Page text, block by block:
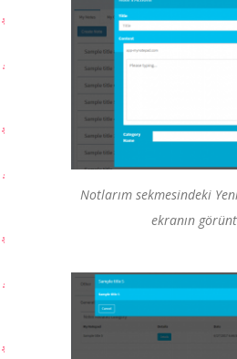
Notlarım sekmesindeki
ekranın